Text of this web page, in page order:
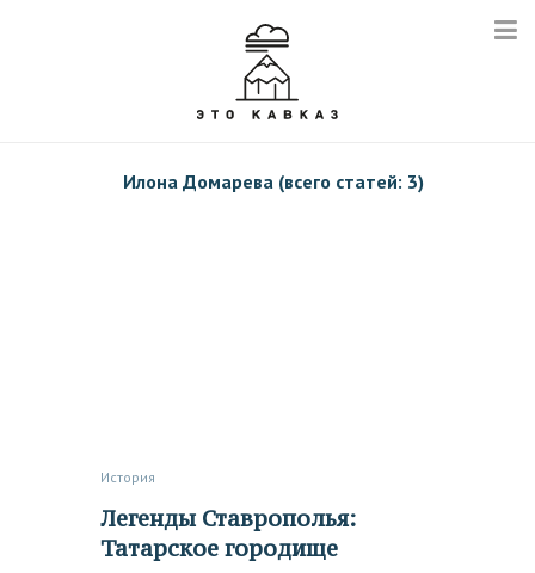
Илона Домарева (всего статей: 3)
История
Легенды Ставрополья:
Татарское городище